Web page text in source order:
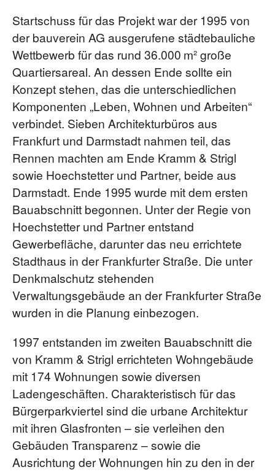
Startschuss für das Projekt war der 1995 von
der bauverein AG ausgerufene städtebauliche
Wettbewerb für das rund 36.000 m² große
Quartiersareal. An dessen Ende sollte ein
Konzept stehen, das die unterschiedlichen
Komponenten „Leben, Wohnen und Arbeiten“
verbindet. Sieben Architekturbüros aus
Frankfurt und Darmstadt nahmen teil, das
Rennen machten am Ende Kramm & Strigl
sowie Hoechstetter und Partner, beide aus
Darmstadt. Ende 1995 wurde mit dem ersten
Bauabschnitt begonnen. Unter der Regie von
Hoechstetter und Partner entstand
Gewerbefläche, darunter das neu errichtete
Stadthaus in der Frankfurter Straße. Die unter
Denkmalschutz stehenden
Verwaltungsgebäude an der Frankfurter Straße
wurden in die Planung einbezogen.
1997 entstanden im zweiten Bauabschnitt die
von Kramm & Strigl errichteten Wohngebäude
mit 174 Wohnungen sowie diversen
Ladengeschäften. Charakteristisch für das
Bürgerparkviertel sind die urbane Architektur
mit ihren Glasfronten – sie verleihen den
Gebäuden Transparenz – sowie die
Ausrichtung der Wohnungen hin zu den in der